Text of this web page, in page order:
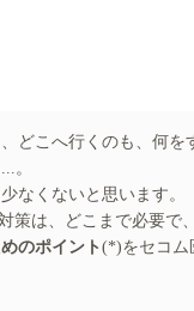
どこへ行くのも、何を
。
なくないと思います。
策は、どこまで必要で
のポイント(*)をセコム